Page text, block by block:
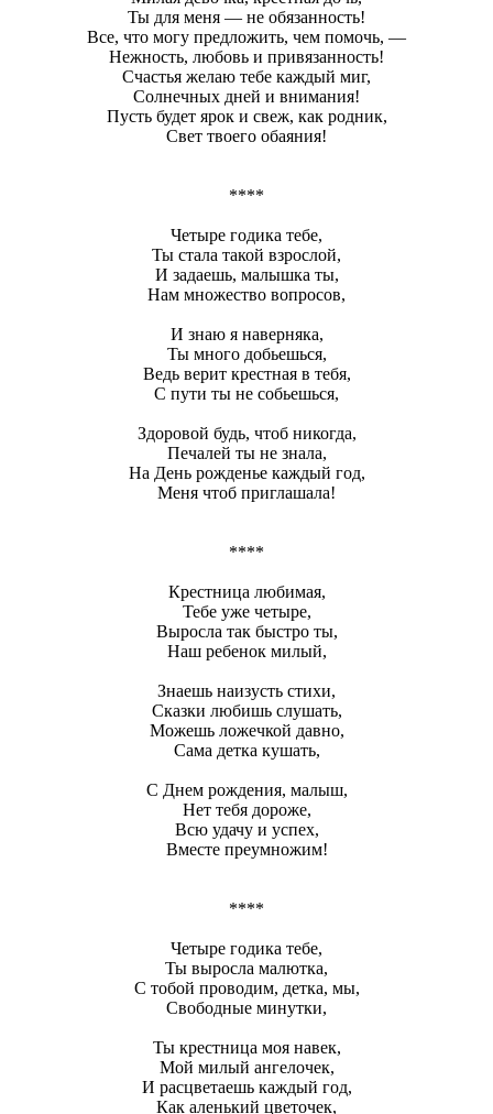
Ты для меня — не обязанность!
Все, что могу предложить, чем помочь, —
Нежность, любовь и привязанность!
Счастья желаю тебе каждый миг,
Солнечных дней и внимания!
Пусть будет ярок и свеж, как родник,
Свет твоего обаяния!
****
Четыре годика тебе,
Ты стала такой взрослой,
И задаешь, малышка ты,
Нам множество вопросов,
И знаю я наверняка,
Ты много добьешься,
Ведь верит крестная в тебя,
С пути ты не собьешься,
Здоровой будь, чтоб никогда,
Печалей ты не знала,
На День рожденье каждый год,
Меня чтоб приглашала!
****
Крестница любимая,
Тебе уже четыре,
Выросла так быстро ты,
Наш ребенок милый,
Знаешь наизусть стихи,
Сказки любишь слушать,
Можешь ложечкой давно,
Сама детка кушать,
С Днем рождения, малыш,
Нет тебя дороже,
Всю удачу и успех,
Вместе преумножим!
****
Четыре годика тебе,
Ты выросла малютка,
С тобой проводим, детка, мы,
Свободные минутки,
Ты крестница моя навек,
Мой милый ангелочек,
И расцветаешь каждый год,
Как аленький цветочек,